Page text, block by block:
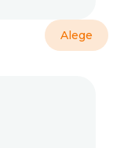
Alege